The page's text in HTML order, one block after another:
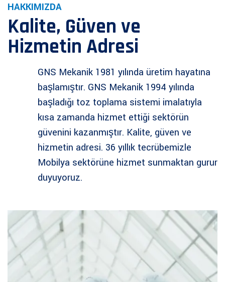
HAKKIMIZDA
Kalite, Güven ve
Hizmetin Adresi
GNS Mekanik 1981 yılında üretim hayatına
başlamıştır. GNS Mekanik 1994 yılında
başladığı toz toplama sistemi imalatıyla
kısa zamanda hizmet ettiği sektörün
güvenini kazanmıştır. Kalite, güven ve
hizmetin adresi. 36 yıllık tecrübemizle
Mobilya sektörüne hizmet sunmaktan gurur
duyuyoruz.